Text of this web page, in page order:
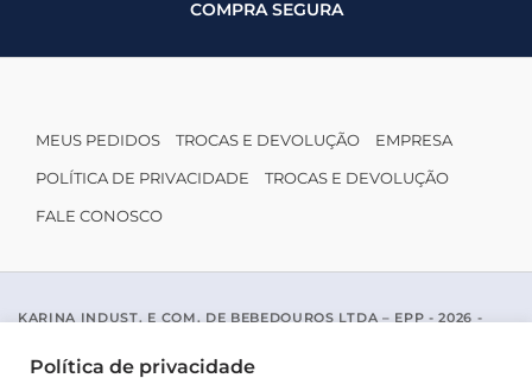
COMPRA SEGURA
MEUS PEDIDOS TROCAS E DEVOLUÇÃO EMPRESA
POLÍTICA DE PRIVACIDADE TROCAS E DEVOLUÇÃO
FALE CONOSCO
KARINA INDUST. E COM. DE BEBEDOUROS LTDA – EPP - 2026 -
DO RIO PRETO / SP - CEP 15077-456
Política de privacidade